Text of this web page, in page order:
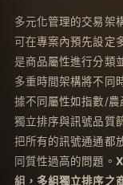
多元化管理的交易架
可在專案內預先設定
是商品屬性進行分類
多重時間架構將不同
據不同屬性如指數/
獨立排序與訊號品質
把所有的訊號通通都
同質性過高的問題。
組，多組獨立排序之